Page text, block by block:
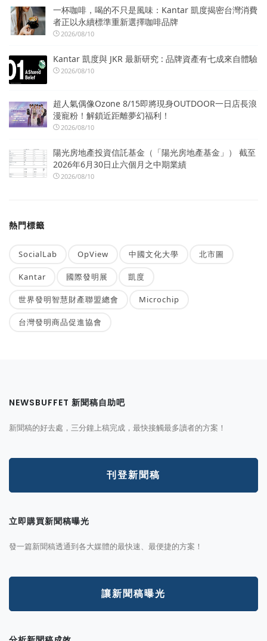
一杯咖啡，喝的不只是風味：Kantar 凱度揭密台灣消費
者正以永續標準重新選擇咖啡品牌
2026/08/10
Kantar 凱度與 JKR 最新研究 : 品牌資產有七成來自體驗
2026/08/10
超人氣偶像Ozone 8/15即將現身OUTDOOR一日店長浪
漫寵粉！解鎖近距離夢幻福利！
2026/08/10
陽光房地產投資信託基金（「陽光房地產基金」） 截至
2026年6月30日止六個月之中期業績
2026/08/10
熱門標籤
SocialLab OpView 中國文化大學 北市圖
Kantar 國際發明展 凱度
世界發明智慧財產聯盟總會 Microchip
台灣發明商品促進協會
NEWSBUFFET 新聞稿自助吧
新聞稿的好去處，三分鐘上稿完成，最快接觸最多讀者的方案！
刊登新聞稿
立即購買新聞稿曝光
發一篇新聞稿透通到各大媒體的最快速、最便捷的方案！
讓新聞稿曝光